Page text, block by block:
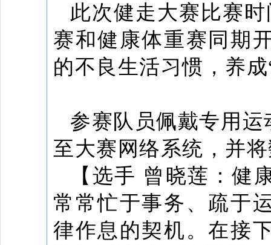
此次健走大赛比赛
赛和健康体重赛同期
的不良生活习惯，养
参赛队员佩戴专用
至大赛网络系统，并
【选手 曾晓莲：健
常常忙于事务、疏于
律作息的契机。在接